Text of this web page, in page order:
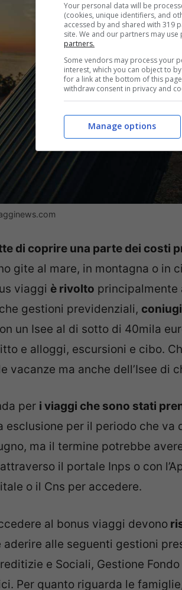
di coprire una parte dei costi
gite al mare, in montagna o in
viaggi è rivolto principalmente
gestioni previdenziali, coniugi
un Isee al di sotto di 40mila
e alloggi, escursioni e cibo.
vacanze ma anche dell’Isee di
per i viaggi che sono stati
esclusione per il periodo che va
ma il termine potrebbe
il portale Inps o con
o il Cns per accedere.
al bonus viaggi devono
aderire alle seguenti gestioni
e Sociali, Gestione
Per quanto riguarda le
Your personal data will be
(cookies, unique identifiers, and
accessed by and shared with 319
site. We and our partners may
partners.
Some vendors may process your
interest, which you can object to
for a link at the bottom of this
withdraw consent in privacy and
Manage options